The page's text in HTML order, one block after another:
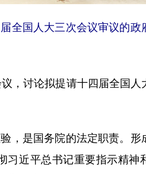
全国人大三次会议审议的政
讨论拟提请十四届全国人
是国务院的法定职责。形
习近平总书记重要指示精神